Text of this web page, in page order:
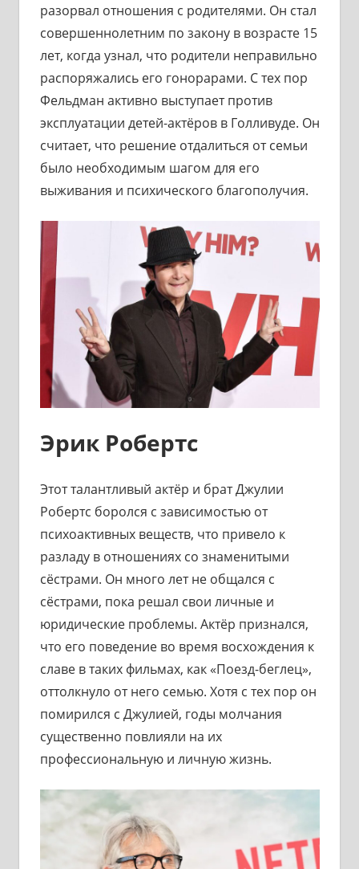
разорвал отношения с родителями. Он стал
совершеннолетним по закону в возрасте 15
лет, когда узнал, что родители неправильно
распоряжались его гонорарами. С тех пор
Фельдман активно выступает против
эксплуатации детей-актёров в Голливуде. Он
считает, что решение отдалиться от семьи
было необходимым шагом для его
выживания и психического благополучия.
Эрик Робертс
Этот талантливый актёр и брат Джулии
Робертс боролся с зависимостью от
психоактивных веществ, что привело к
разладу в отношениях со знаменитыми
сёстрами. Он много лет не общался с
сёстрами, пока решал свои личные и
юридические проблемы. Актёр признался,
что его поведение во время восхождения к
славе в таких фильмах, как «Поезд-беглец»,
оттолкнуло от него семью. Хотя с тех пор он
помирился с Джулией, годы молчания
существенно повлияли на их
профессиональную и личную жизнь.